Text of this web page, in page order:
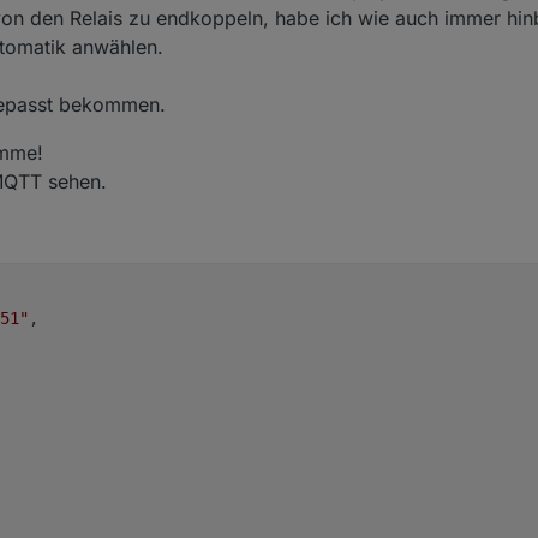
den Relais zu endkoppeln, habe ich wie auch immer
anwählen.
bekommen.
sehen.
,